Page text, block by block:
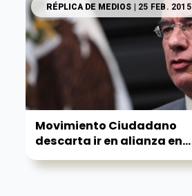
RÉPLICA DE MEDIOS | 25 FEB. 2015
Movimiento Ciudadano
descarta ir en alianza en...